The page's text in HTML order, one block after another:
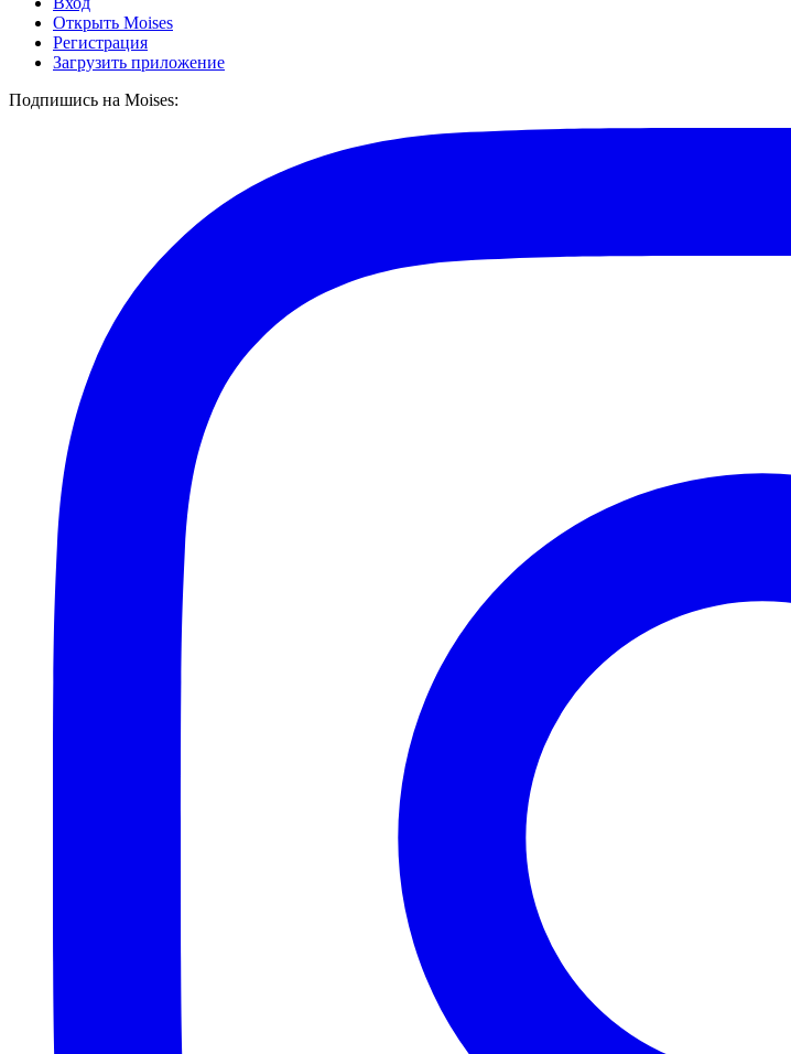
Открыть Moises
Регистрация
Загрузить приложение
Подпишись на Moises: